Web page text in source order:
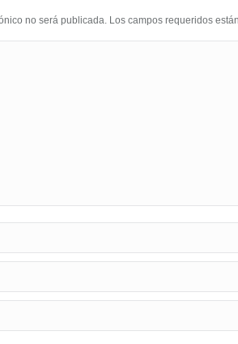
no será publicada. Los campos requeridos